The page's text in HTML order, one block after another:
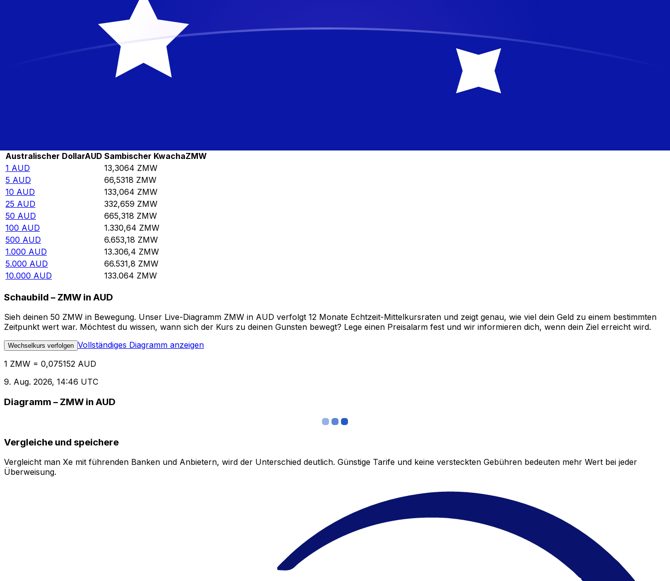
0,37576
AUD
0,75152
AUD
3,7576
AUD
7,5152
37,576 AUD
75,152
Australischer DollarAUD Sambischer KwachaZMW
1 AUD 13,3064 ZMW
5 AUD 66,5318 ZMW
10 AUD 133,064 ZMW
25 AUD 332,659 ZMW
50 AUD 665,318 ZMW
100 AUD 1.330,64 ZMW
500 AUD 6.653,18 ZMW
1.000 AUD 13.306,4 ZMW
5.000 AUD 66.531,8 ZMW
10.000 AUD 133.064 ZMW
Schaubild – ZMW in AUD
Sieh deinen 50 ZMW in Bewegung. Unser Live-Diagramm ZMW in AUD verfolgt 12 Monate Echtzeit-Mittelkursraten und zeigt genau, wie viel dein Geld zu einem bestimmten
Zeitpunkt wert war. Möchtest du wissen, wann sich der Kurs zu deinen Gunsten bewegt? Lege einen Preisalarm fest und wir informieren dich, wenn dein Ziel erreicht wird.
Wechselkurs verfolgen Vollständiges Diagramm anzeigen
1 ZMW = 0,075152 AUD
9. Aug. 2026, 14:46 UTC
Diagramm – ZMW in AUD
Vergleiche und speichere
Vergleicht man Xe mit führenden Banken und Anbietern, wird der Unterschied deutlich. Günstige Tarife und keine versteckten Gebühren bedeuten mehr Wert bei jeder
Überweisung.